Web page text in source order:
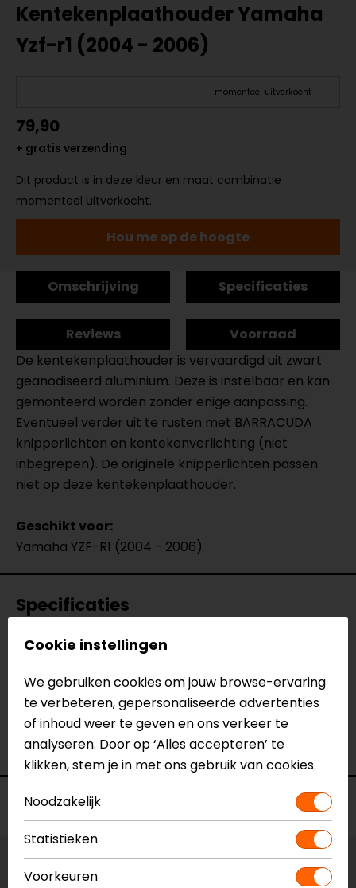
Kentekenplaathouder Yamaha
Yzf-r1 (2004 - 2006)
momenteel uitverkocht
79,90
+ gratis verzending
Dit product is in deze kleur en maat combinatie
momenteel uitverkocht.
Hou me op de hoogte
Omschrijving Specificaties
Reviews
Voorraad
De kentekenplaathouder is vervaardigd uit zwart
geanodiseerd aluminium. Deze is instelbaar en kan
gemonteerd worden zonder enige aanpassing.
Eventueel verder uit te rusten met BARRACUDA
knipperlichten en kentekenverlichting (niet
inbegrepen). De originele knipperlichten passen
niet op deze kentekenplaathouder.
Geschikt voor:
Yamaha YZF-R1 (2004 - 2006)
Specificaties
Naam
Kentekenplaathouder Yamaha
Model
YP1104/04-BN
Merk
Barracuda
Kleur
N.v.t.
Motormerk
Yamaha
Voorraad
Vestiging Apeldoorn
Cookie instellingen
We gebruiken cookies om jouw browse-ervaring
te verbeteren, gepersonaliseerde advertenties
of inhoud weer te geven en ons verkeer te
analyseren. Door op ‘Alles accepteren’ te
klikken, stem je in met ons gebruik van cookies.
Noodzakelijk
Statistieken
Voorkeuren